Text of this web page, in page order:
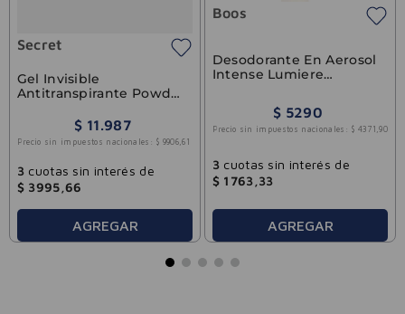
Secret
Gel Invisible
Antitranspirante Powder
$ 11.987
Precio sin impuestos nacionales: $ 9906,61
3cuotas sin interés de
$ 3995 66
AGREGAR
Boos
Desodorante En Aerosol
Intense Lumiere
$ 5290
Precio sin impuestos nacionales: $ 4371 ,90
3cuotas sin interés de
$ 1763 33
AGREGAR